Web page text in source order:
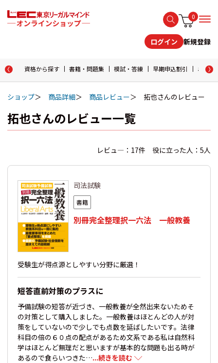
0
ログイン 新規登録
資格から探す 書籍・問題集 模試・答練 早期申込割引 おため
ショップ 商品詳細 商品レビュー 拓也さんのレビュー
拓也さんのレビュー一覧
レビュ―：17件 役に立った人：5人
司法試験
書籍
別冊完全整理択一六法 一般教養
受験生が得点源としやすい分野に厳選！
短答直前対策のプラスに
予備試験の短答が近づき、一般教養が全然出来ないためそ
の対策として購入しました。一般教養はほとんどの人が対
策をしていないので少しでも点数を延ばしたいです。法律
科目の倍の６０点の配点があるため文系である私は自然科
学はほとんど無理だと思いますが基本的な問題も出る時が
あるので食らいつきた…...続きを読む